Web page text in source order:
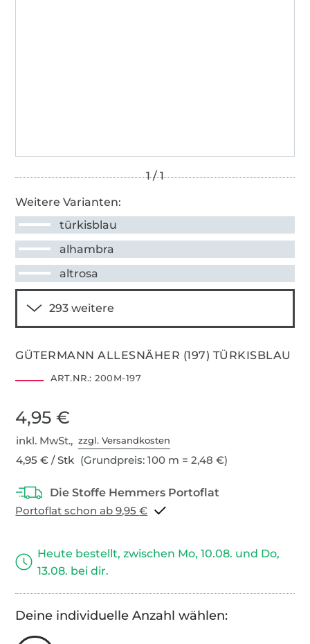
Weitere Varianten:
türkisblau
alhambra
altrosa
GÜTERMANN ALLESNÄHER (197) TÜRKISBLAU
ART.NR.: 200M-197
4,95 €
inkl. MwSt.,zzgl. Versandkosten
4,95 € / Stk (Grundpreis: 100 m = 2,48 €)
Portoflat schon ab 9,95 €
Heute bestellt, zwischen Mo, 10.08. und Do,
13.08. bei dir.
Deine individuelle Anzahl wählen: